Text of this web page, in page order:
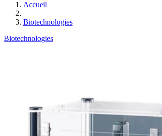
Accueil
Biotechnologies
Biotechnologies